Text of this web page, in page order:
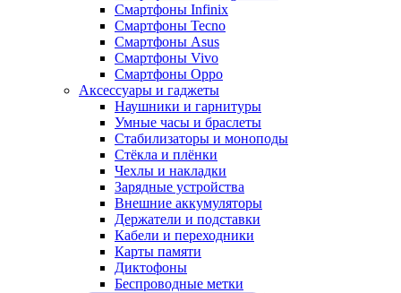
Смартфоны Infinix
Смартфоны Tecno
Смартфоны Asus
Смартфоны Vivo
Смартфоны Oppo
Аксессуары и гаджеты
Наушники и гарнитуры
Умные часы и браслеты
Стабилизаторы и моноподы
Стёкла и плёнки
Чехлы и накладки
Зарядные устройства
Внешние аккумуляторы
Держатели и подставки
Кабели и переходники
Карты памяти
Диктофоны
Беспроводные метки